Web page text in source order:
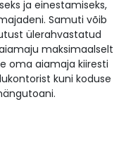
ja einestamiseks,
Samuti võib
ülerahvastatud
maksimaalselt
oma aiamaja kiiresti
kuni koduse